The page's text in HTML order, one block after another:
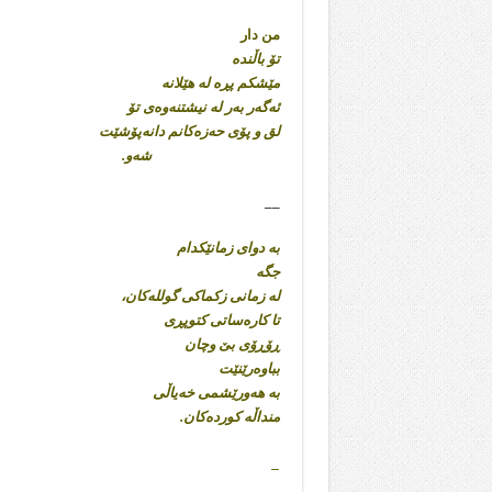
من دار
تۆ باڵندە
مێشکم پڕە لە هێلانە
ئەگەر بەر لە نیشتنەوەی تۆ
لق و پۆی حەزەکانم دانەپۆشێت
شەو.
بە دوای زمانێکدام
جگە
لە زمانی زکماکی گوللەکان،
تا کارەساتی کتوپڕی
ڕۆڕۆی بێ وچان
بباوەرێنێت
بە هەورێشمی خەیاڵی
منداڵە کوردەکان.